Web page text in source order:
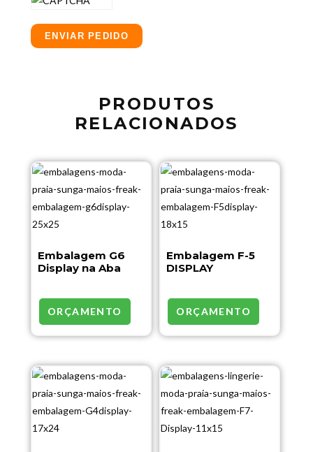
ENVIAR PEDIDO
PRODUTOS
RELACIONADOS
Embalagem G6
Display na Aba
ORÇAMENTO
Embalagem F-5
DISPLAY
ORÇAMENTO